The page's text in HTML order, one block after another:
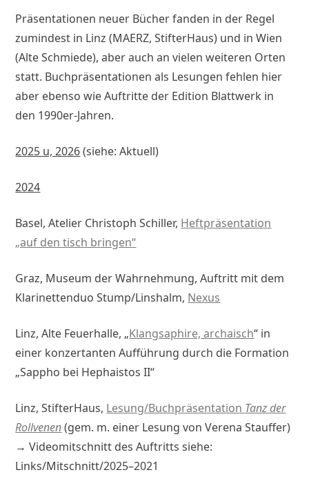
Präsentationen neuer Bücher fanden in der Regel
zumindest in Linz (MAERZ, StifterHaus) und in Wien
(Alte Schmiede), aber auch an vielen weiteren Orten
statt. Buchpräsentationen als Lesungen fehlen hier
aber ebenso wie Auftritte der Edition Blattwerk in
den 1990er-Jahren.
2025 u, 2026(siehe: Aktuell)
2024
Basel, Atelier Christoph Schiller, Heftpräsentation
„auf den tisch bringen“
Graz, Museum der Wahrnehmung, Auftritt mit dem
Klarinettenduo Stump/Linshalm, Nexus
Linz, Alte Feuerhalle, „Klangsaphire, archaisch“ in
einer konzertanten Aufführung durch die Formation
„Sappho bei Hephaistos II“
Linz, StifterHaus, Lesung/Buchpräsentation Tanz der
Rollvenen(gem. m. einer Lesung von Verena Stauffer)
→ Videomitschnitt des Auftritts siehe:
Links/Mitschnitt/2025–2021